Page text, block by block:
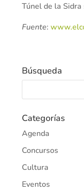
Túnel de la
Fuente:
Búsqueda
Categorías
Agenda
Concursos
Cultura
Eventos